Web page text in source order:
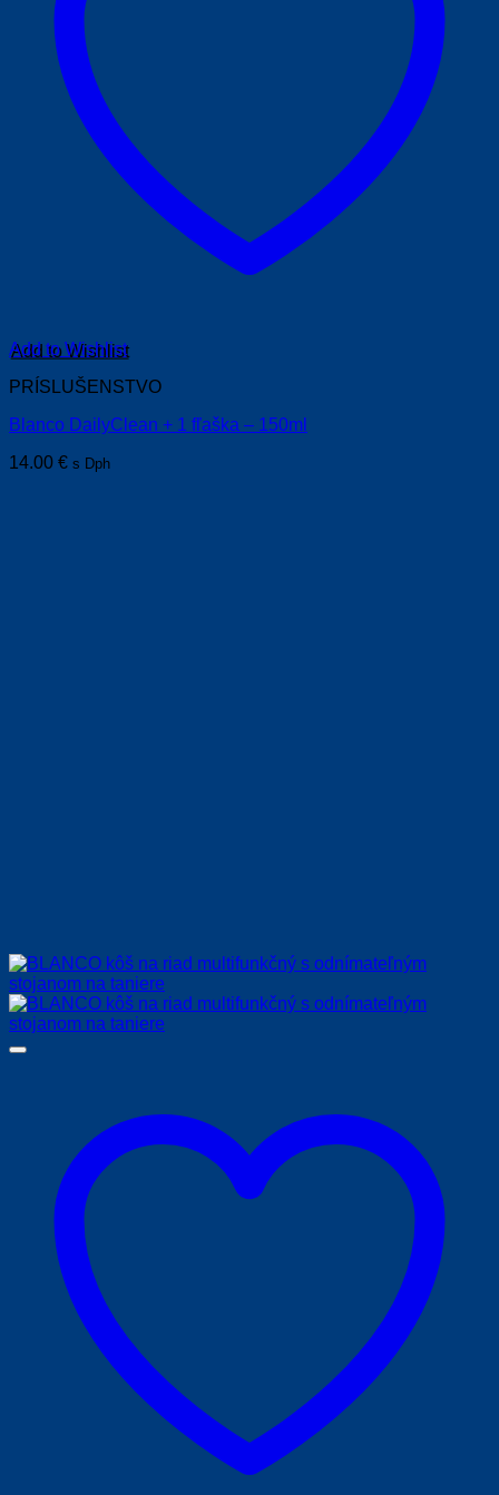
Add to Wishlist
PRÍSLUŠENSTVO
Blanco DailyClean + 1 fľaška – 150ml
14.00 € s Dph